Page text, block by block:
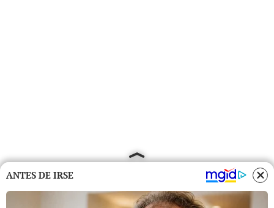
ANTES DE IRSE